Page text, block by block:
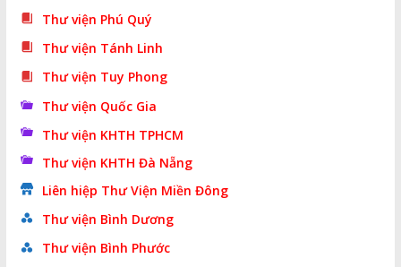
Thư viện Phú Quý
Thư viện Tánh Linh
Thư viện Tuy Phong
Thư viện Quốc Gia
Thư viện KHTH TPHCM
Thư viện KHTH Đà Nẵng
Liên hiệp Thư Viện Miền Đông
Thư viện Bình Dương
Thư viện Bình Phước